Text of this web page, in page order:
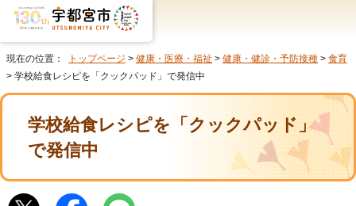
現在の位置： トップページ > 健康・医療・福祉 > 健康・健診・予防接種 > 食育
> 学校給食レシピを「クックパッド」で発信中
学校給食レシピを「クックパッド」
で発信中